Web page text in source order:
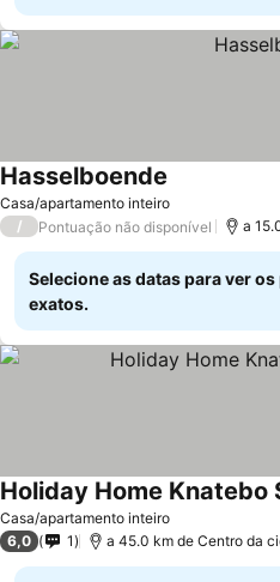
Casa/apartamento inteiro
Hasselboende
/ Pontuação não disponível a
Selecione as datas para ver
exatos.
Casa/apartamento inteiro
Holiday Home Knatebo
6,0 1 a 45.0 km de Centro da